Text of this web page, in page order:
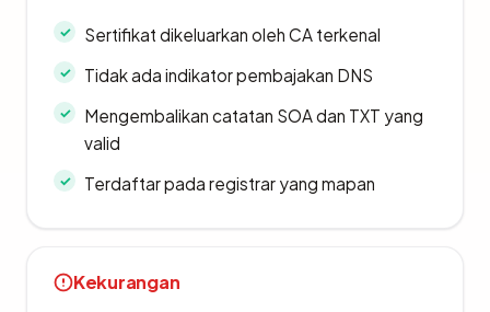
Sertifikat dikeluarkan oleh CA terkenal
Tidak ada indikator pembajakan DNS
Mengembalikan catatan SOA dan TXT yang
valid
Terdaftar pada registrar yang mapan
Kekurangan